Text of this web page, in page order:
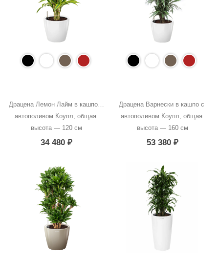
Драцена Лемон Лайм в кашпо с
автополивом Коупл, общая
высота — 120 см
34 480₽
Драцена Варнески в кашпо с
автополивом Коупл, общая
высота — 160 см
53 380 ₽